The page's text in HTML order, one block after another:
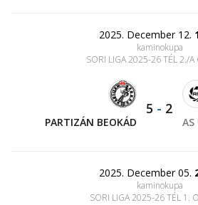
2025. December 12.
kaminokupa
SORI LIGA 2025-26 TÉL 2./A
PARTIZÁN BEOKÁD
5 - 2
AS
2025. December 05.
kaminokupa
SORI LIGA 2025-26 TÉL 1.